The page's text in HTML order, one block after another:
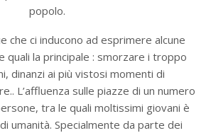
popolo.
che ci inducono ad esprimere alcune
quali la principale : smorzare i troppo
dinanzi ai più vistosi momenti di
L’affluenza sulle piazze di un numero
tra le quali moltissimi giovani è
umanità. Specialmente da parte dei